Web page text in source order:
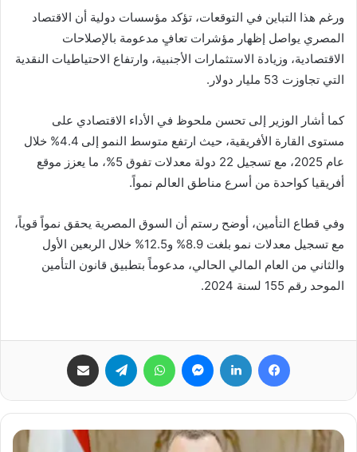
ورغم هذا التباين في التوقعات، تؤكد مؤسسات دولية أن الاقتصاد
المصري يواصل إظهار مؤشرات تعافٍ مدعومة بالإصلاحات
الاقتصادية، وزيادة الاستثمارات الأجنبية، وارتفاع الاحتياطيات النقدية
التي تجاوزت 53 مليار دولار.
كما أشار الوزير إلى تحسن ملحوظ في الأداء الاقتصادي على
مستوى القارة الأفريقية، حيث ارتفع متوسط النمو إلى 4.4% خلال
عام 2025، مع تسجيل 22 دولة معدلات تفوق 5%، ما يعزز موقع
أفريقيا كواحدة من أسرع مناطق العالم نمواً.
وفي قطاع التأمين، أوضح رستم أن السوق المصرية يحقق نمواً قوياً،
مع تسجيل معدلات نمو بلغت 8.9% و12.5% خلال الربعين الأول
والثاني من العام المالي الحالي، مدعوماً بتطبيق قانون التأمين
الموحد رقم 155 لسنة 2024.
فيسبوك لينكدإن ماسنجر واتساب تيلقرام